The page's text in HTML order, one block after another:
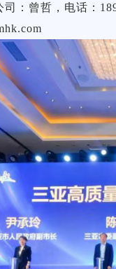
司：曾哲，电话：